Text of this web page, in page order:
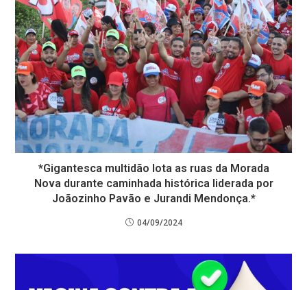
*Gigantesca multidão lota as ruas da Morada
Nova durante caminhada histórica liderada por
Joãozinho Pavão e Jurandi Mendonça.*
04/09/2024